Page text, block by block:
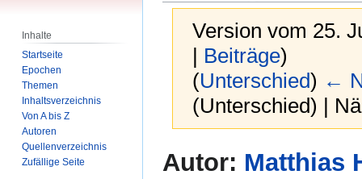
Version vom 25.
| Beiträge)
(Unterschied) ←
(Unterschied) |
Navigation
Suche
Autor: Matthias
Inhalte
Startseite
Epochen
Themen
Inhaltsverzeichnis
Von A bis Z
Autoren
Quellenverzeichnis
Zufällige Seite